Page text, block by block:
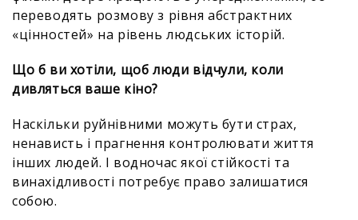
переводять розмову з рівня абстрактних
«цінностей» на рівень людських історій.
Що б ви хотіли, щоб люди відчули, коли
дивляться ваше кіно?
Наскільки руйнівними можуть бути страх,
ненависть і прагнення контролювати життя
інших людей. І водночас якої стійкості та
винахідливості потребує право залишатися
собою.